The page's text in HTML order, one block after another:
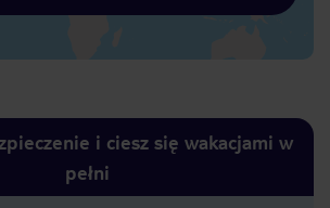
i ciesz się wakacjami w
pełni